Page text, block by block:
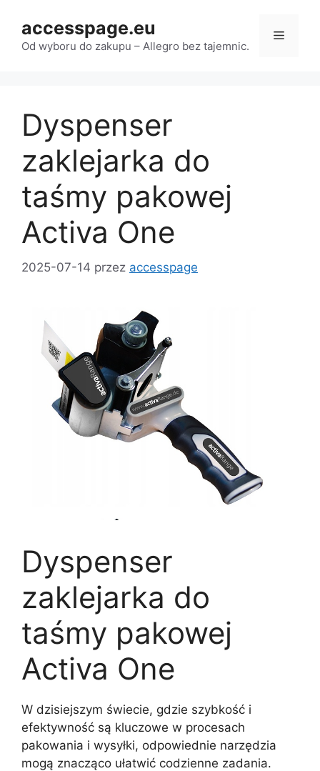
treści
accesspage.eu
Od wyboru do zakupu – Allegro bez tajemnic.
Menu
Dyspenser
zaklejarka do
taśmy pakowej
Activa One
2025-07-14 przez accesspage
Dyspenser
zaklejarka do
taśmy pakowej
Activa One
W dzisiejszym świecie, gdzie szybkość i
efektywność są kluczowe w procesach
pakowania i wysyłki, odpowiednie narzędzia
mogą znacząco ułatwić codzienne zadania.